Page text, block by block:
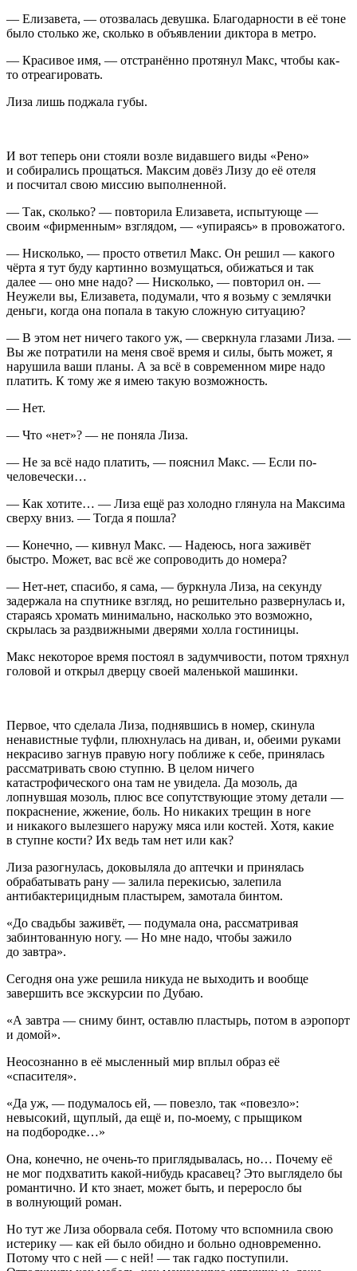
— Елизавета, — отозвалась девушка. Благодарности в её тоне
было столько же, сколько в объявлении диктора в метро.
— Красивое имя, — отстранённо протянул Макс, чтобы как-
то отреагировать.
Лиза лишь поджала губы.
И вот теперь они стояли возле видавшего виды «Рено»
и собирались прощаться. Максим довёз Лизу до её отеля
и посчитал свою миссию выполненной.
— Так, сколько? — повторила Елизавета, испытующе —
своим «фирменным» взглядом, — «упираясь» в провожатого.
— Нисколько, — просто ответил Макс. Он решил — какого
чёрта я тут буду картинно возмущаться, обижаться и так
далее — оно мне надо? — Нисколько, — повторил он. —
Неужели вы, Елизавета, подумали, что я возьму с землячки
деньги, когда она попала в такую сложную ситуацию?
— В этом нет ничего такого уж, — сверкнула глазами Лиза. —
Вы же потратили на меня своё время и силы, быть может, я
нарушила ваши планы. А за всё в современном мире надо
платить. К тому же я имею такую возможность.
— Нет.
— Что «нет»? — не поняла Лиза.
— Не за всё надо платить, — пояснил Макс. — Если по-
человечески…
— Как хотите… — Лиза ещё раз холодно глянула на Максима
сверху вниз. — Тогда я пошла?
— Конечно, — кивнул Макс. — Надеюсь, нога заживёт
быстро. Может, вас всё же сопроводить до номера?
— Нет-нет, спасибо, я сама, — буркнула Лиза, на секунду
задержала на спутнике взгляд, но решительно развернулась и,
стараясь хромать минимально, насколько это возможно,
скрылась за раздвижными дверями холла гостиницы.
Макс некоторое время постоял в задумчивости, потом тряхнул
головой и открыл дверцу своей маленькой машинки.
Первое, что сделала Лиза, поднявшись в номер, скинула
ненавистные туфли, плюхнулась на диван, и, обеими руками
некрасиво загнув правую ногу поближе к себе, принялась
рассматривать свою ступню. В целом ничего
катастрофического она там не увидела. Да мозоль, да
лопнувшая мозоль, плюс все сопутствующие этому детали —
покраснение, жжение, боль. Но никаких трещин в ноге
и никакого вылезшего наружу мяса или костей. Хотя, какие
в ступне кости? Их ведь там нет или как?
Лиза разогнулась, доковыляла до аптечки и принялась
обрабатывать рану — залила перекисью, залепила
антибактерицидным пластырем, замотала бинтом.
«До свадьбы заживёт, — подумала она, рассматривая
забинтованную ногу. — Но мне надо, чтобы зажило
до завтра».
Сегодня она уже решила никуда не выходить и вообще
завершить все экскурсии по Дубаю.
«А завтра — сниму бинт, оставлю пластырь, потом в аэропорт
и домой».
Неосознанно в её мысленный мир вплыл образ её
«спасителя».
«Да уж, — подумалось ей, — повезло, так «повезло»:
невысокий, щуплый, да ещё и, по-моему, с прыщиком
на подбородке…»
Она, конечно, не очень-то приглядывалась, но… Почему её
не мог подхватить какой-нибудь красавец? Это выглядело бы
романтично. И кто знает, может быть, и переросло бы
в волнующий роман.
Но тут же Лиза оборвала себя. Потому что вспомнила свою
истерику — как ей было обидно и больно одновременно.
Потому что с ней — с ней! — так гадко поступили.